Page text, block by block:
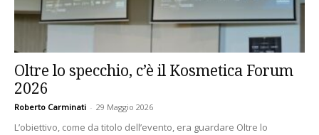
Oltre lo specchio, c’è il Kosmetica Forum
2026
Roberto Carminati - 29 Maggio 2026
L’obiettivo, come da titolo dell’evento, era guardare Oltre lo